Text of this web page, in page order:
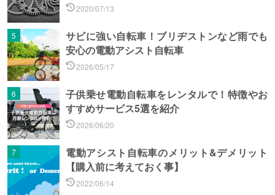
2020/07/13
サビに強い自転車！ブリヂストンなど雨でも
安心の電動アシスト自転車
2026/05/17
子供乗せ電動自転車をレンタルで！特徴やお
すすめサービス5選を紹介
2026/06/20
電動アシスト自転車のメリット&デメリット
【購入前に考えておく事】
2022/06/14